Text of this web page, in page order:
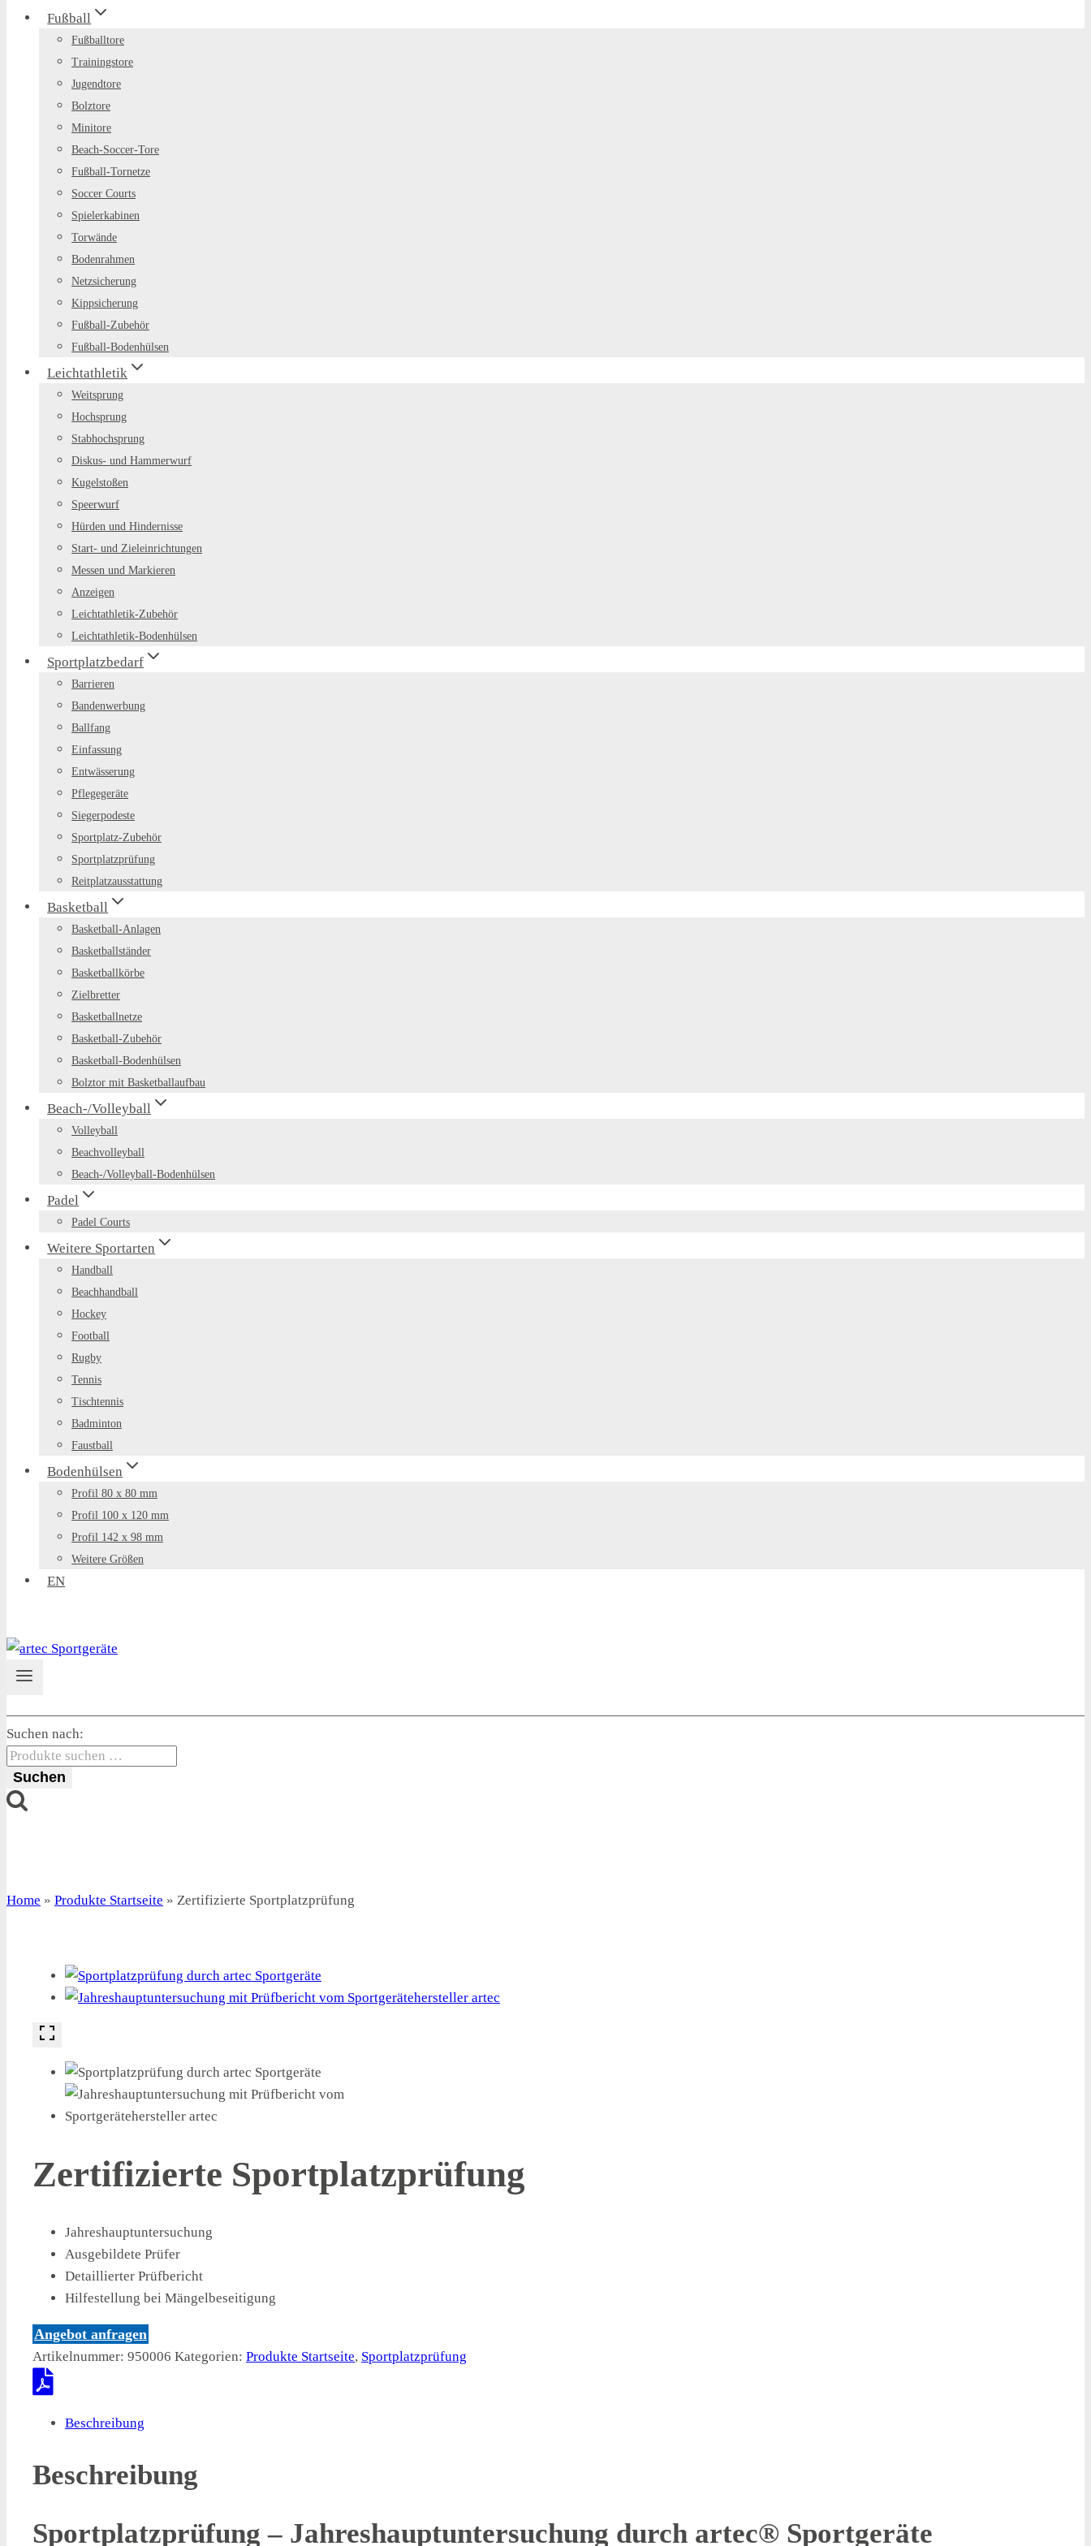
Fußball
Fußballtore
Trainingstore
Jugendtore
Bolztore
Minitore
Beach-Soccer-Tore
Fußball-Tornetze
Soccer Courts
Spielerkabinen
Torwände
Bodenrahmen
Netzsicherung
Kippsicherung
Fußball-Zubehör
Fußball-Bodenhülsen
Leichtathletik
Weitsprung
Hochsprung
Stabhochsprung
Diskus- und Hammerwurf
Kugelstoßen
Speerwurf
Hürden und Hindernisse
Start- und Zieleinrichtungen
Messen und Markieren
Anzeigen
Leichtathletik-Zubehör
Leichtathletik-Bodenhülsen
Sportplatzbedarf
Barrieren
Bandenwerbung
Ballfang
Einfassung
Entwässerung
Pflegegeräte
Siegerpodeste
Sportplatz-Zubehör
Sportplatzprüfung
Reitplatzausstattung
Basketball
Basketball-Anlagen
Basketballständer
Basketballkörbe
Zielbretter
Basketballnetze
Basketball-Zubehör
Basketball-Bodenhülsen
Bolztor mit Basketballaufbau
Beach-/Volleyball
Volleyball
Beachvolleyball
Beach-/Volleyball-Bodenhülsen
Padel
Padel Courts
Weitere Sportarten
Handball
Beachhandball
Hockey
Football
Rugby
Tennis
Tischtennis
Badminton
Faustball
Bodenhülsen
Profil 80 x 80 mm
Profil 100 x 120 mm
Profil 142 x 98 mm
Weitere Größen
EN
Suchen nach:
Suchen
Home » Produkte Startseite » Zertifizierte Sportplatzprüfung
Zertifizierte Sportplatzprüfung
Jahreshauptuntersuchung
Ausgebildete Prüfer
Detaillierter Prüfbericht
Hilfestellung bei Mängelbeseitigung
Angebot anfragen
Artikelnummer: 950006 Kategorien: Produkte Startseite, Sportplatzprüfung
Beschreibung
Beschreibung
Sportplatzprüfung – Jahreshauptuntersuchung durch artec® Sportgeräte